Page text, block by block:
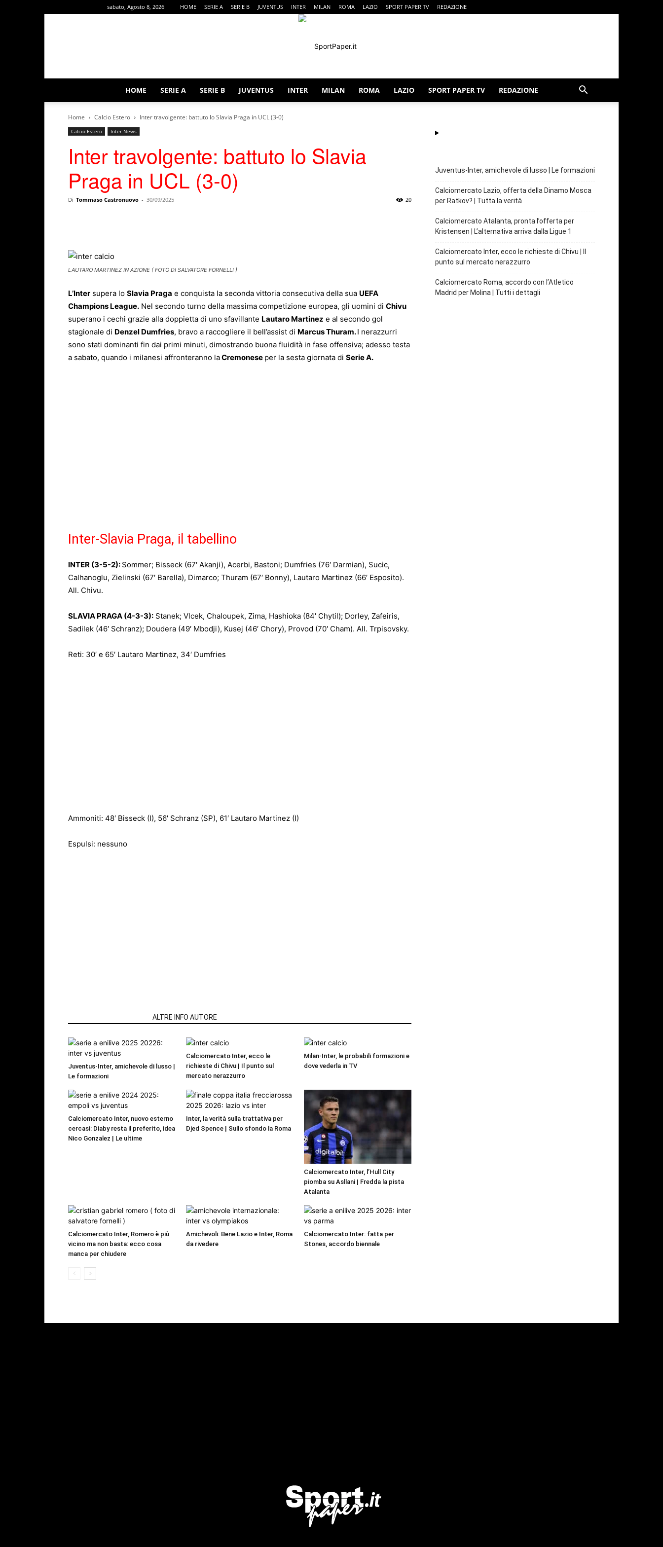
sabato, Agosto 8, 2026 HOME SERIE A SERIE B JUVENTUS INTER MILAN ROMA LAZIO SPORT PAPER TV REDAZIONE
HOME SERIE A SERIE B JUVENTUS INTER MILAN ROMA LAZIO SPORT PAPER TV REDAZIONE
Home Calcio Estero Inter travolgente: battuto lo Slavia Praga in UCL (3-0)
Calcio Estero Inter News
Inter travolgente: battuto lo Slavia
Praga in UCL (3-0)
Di Tommaso Castronuovo - 30/09/2025 20
LAUTARO MARTINEZ IN AZIONE ( FOTO DI SALVATORE FORNELLI )
L’Inter supera lo Slavia Praga e conquista la seconda vittoria consecutiva della sua UEFA
Champions League. Nel secondo turno della massima competizione europea, gli uomini di Chivu
superano i cechi grazie alla doppietta di uno sfavillante Lautaro Martinez e al secondo gol
stagionale di Denzel Dumfries, bravo a raccogliere il bell’assist di Marcus Thuram.I nerazzurri
sono stati dominanti fin dai primi minuti, dimostrando buona fluidità in fase offensiva; adesso testa
a sabato, quando i milanesi affronteranno laCremonese per la sesta giornata di Serie A.
Inter-Slavia Praga, il tabellino
INTER (3-5-2): Sommer; Bisseck (67′ Akanji), Acerbi, Bastoni; Dumfries (76′ Darmian), Sucic,
Calhanoglu, Zielinski (67′ Barella), Dimarco; Thuram (67′ Bonny), Lautaro Martinez (66′ Esposito).
All. Chivu.
SLAVIA PRAGA (4-3-3): Stanek; Vlcek, Chaloupek, Zima, Hashioka (84′ Chytil); Dorley, Zafeiris,
Sadilek (46′ Schranz); Doudera (49′ Mbodji), Kusej (46′ Chory), Provod (70′ Cham). All. Trpisovsky.
Reti: 30′ e 65′ Lautaro Martinez, 34′ Dumfries
Ammoniti: 48′ Bisseck (I), 56′ Schranz (SP), 61′ Lautaro Martinez (I)
Espulsi: nessuno
ALTRE INFO AUTORE
Juventus-Inter, amichevole di lusso |
Le formazioni
Calciomercato Inter, ecco le
richieste di Chivu | Il punto sul
mercato nerazzurro
Milan-Inter, le probabili formazioni e
dove vederla in TV
Calciomercato Inter, nuovo esterno
cercasi: Diaby resta il preferito, idea
Nico Gonzalez | Le ultime
Inter, la verità sulla trattativa per
Djed Spence | Sullo sfondo la Roma
Calciomercato Inter, l’Hull City
piomba su Asllani | Fredda la pista
Atalanta
Calciomercato Inter, Romero è più
vicino ma non basta: ecco cosa
manca per chiudere
Amichevoli: Bene Lazio e Inter, Roma
da rivedere
Calciomercato Inter: fatta per
Stones, accordo biennale
Juventus-Inter, amichevole di lusso | Le formazioni
Calciomercato Lazio, offerta della Dinamo Mosca
per Ratkov? | Tutta la verità
Calciomercato Atalanta, pronta l’offerta per
Kristensen | L’alternativa arriva dalla Ligue 1
Calciomercato Inter, ecco le richieste di Chivu | Il
punto sul mercato nerazzurro
Calciomercato Roma, accordo con l’Atletico
Madrid per Molina | Tutti i dettagli